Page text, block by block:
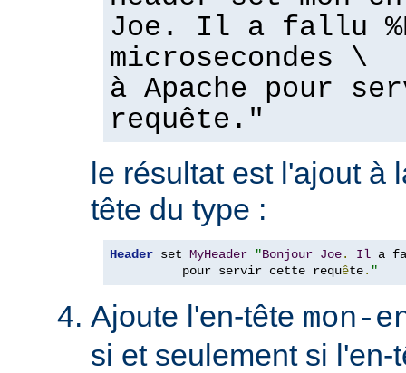
Joe. Il a fallu
microsecondes \
à Apache pour
requête."
le résultat est l'ajout à
tête du type :
Header set MyHeader "Bonjour Joe. Il a
          pour servir cette requ
ête. "
Ajoute l'en-tête mon-
si et seulement si